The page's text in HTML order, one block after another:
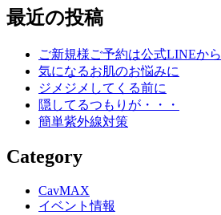
最近の投稿
ご新規様ご予約は公式LINEから
気になるお肌のお悩みに
ジメジメしてくる前に
隠してるつもりが・・・
簡単紫外線対策
Category
CavMAX
イベント情報